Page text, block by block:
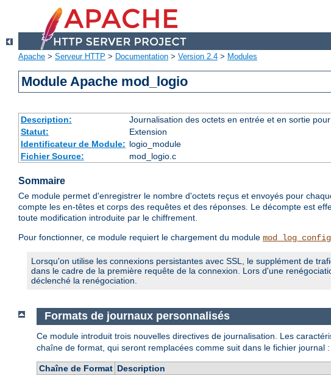
Apache > Serveur HTTP > Documentation > Version 2.4 > Modules
Module Apache mod_logio
Description:
Journalisation des octets en entrée et en sortie
Statut:
Extension
Identificateur de Module: logio_module
Fichier Source:
mod_logio.c
Sommaire
Ce module permet d'enregistrer le nombre d'octets reçus et envoyés pour
compte les en-têtes et corps des requêtes et des réponses. Le décompte est
toute modification introduite par le chiffrement.
Pour fonctionner, ce module requiert le chargement du module mod_log_config
Lorsqu'on utilise les connexions persistantes avec SSL, le supplément de
dans le cadre de la première requête de la connexion. Lors d'une
déclenché la renégociation.
Formats de journaux personnalisés
Ce module introduit trois nouvelles directives de journalisation. Les
chaîne de format, qui seront remplacées comme suit dans le fichier journal :
Chaîne de Format Description